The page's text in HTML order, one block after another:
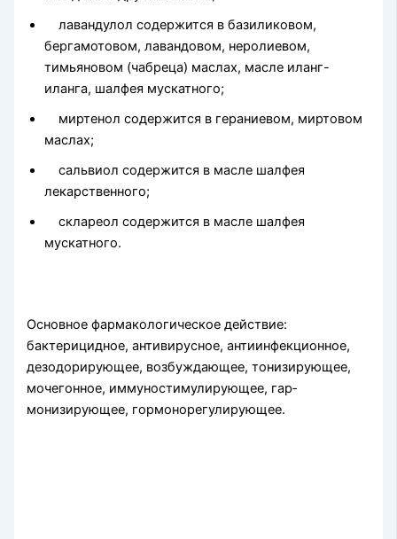
лавандулол содержится в базиликовом,
бергамотовом, ла­вандовом, неролиевом,
тимьяновом (чабреца) маслах, масле иланг-
иланга, шалфея мускатного;
миртенол содержится в гераниевом, миртовом
маслах;
сальвиол содержится в масле шалфея
лекарственного;
склареол содержится в масле шалфея
мускатного.
Основное фармакологическое действие:
бактерицидное, ан­тивирусное, антиинфекционное,
дезодорирующее, возбуждаю­щее, тонизирующее,
мочегонное, иммуностимулирующее, гар­
монизирующее, гормонорегулирующее.